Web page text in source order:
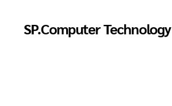
SP.Computer Technology